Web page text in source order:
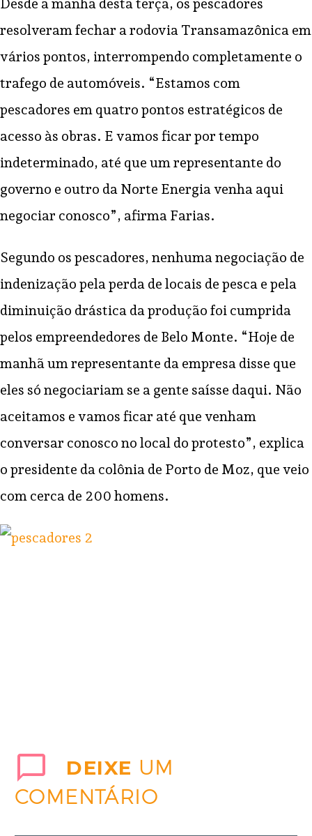
Desde a manhã desta terça, os pescadores
resolveram fechar a rodovia Transamazônica em
vários pontos, interrompendo completamente o
trafego de automóveis. “Estamos com
pescadores em quatro pontos estratégicos de
acesso às obras. E vamos ficar por tempo
indeterminado, até que um representante do
governo e outro da Norte Energia venha aqui
negociar conosco”, afirma Farias.
Segundo os pescadores, nenhuma negociação de
indenização pela perda de locais de pesca e pela
diminuição drástica da produção foi cumprida
pelos empreendedores de Belo Monte. “Hoje de
manhã um representante da empresa disse que
eles só negociariam se a gente saísse daqui. Não
aceitamos e vamos ficar até que venham
conversar conosco no local do protesto”, explica
o presidente da colônia de Porto de Moz, que veio
com cerca de 200 homens.
DEIXE UM
COMENTÁRIO